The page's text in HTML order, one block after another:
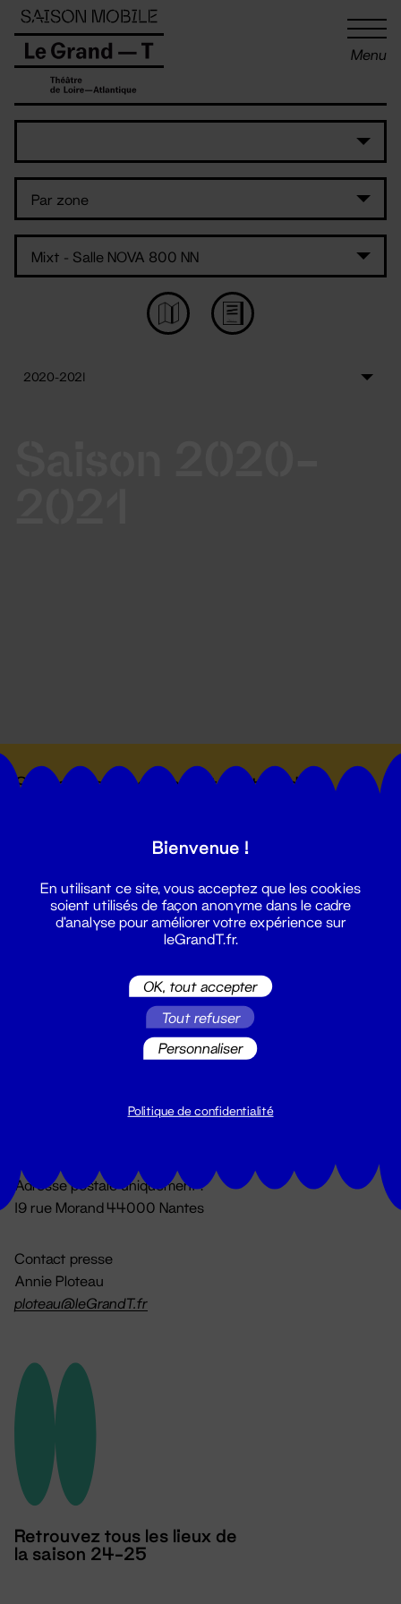
Menu
Suivez toutes les actualités du
Du lundi au vendredi 14h → 18h
Adresse postale uniquement :
19 rue Morand 44000 Nantes
Contact presse
Annie Ploteau
ploteau@leGrandT.fr
Retrouvez tous les lieux de
la saison 24-25
Panneau de gestion des cookies
Bienvenue !
En utilisant ce site, vous acceptez que les cookies
soient utilisés de façon anonyme dans le cadre
d'analyse pour améliorer votre expérience sur
leGrandT.fr.
OK, tout accepter
Tout refuser
Personnaliser
Politique de confidentialité